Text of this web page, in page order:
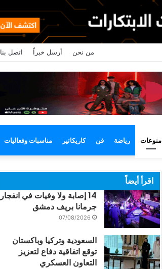
من نحن أرسل خبراً اتصل بنا
منوعات رياضة فن كاريكاتير مناسبات وفعاليات
اقرأ أيضاً
14 إصابة ولا وفيات في انفجار
جرمانا بريف دمشق
07/08/2026
السعودية وتركيا وباكستان
توقع اتفاقية دفاع لتعزيز
التعاون العسكري